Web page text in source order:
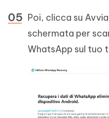
Poi, clicca su
schermata per
WhatsApp sul tuo